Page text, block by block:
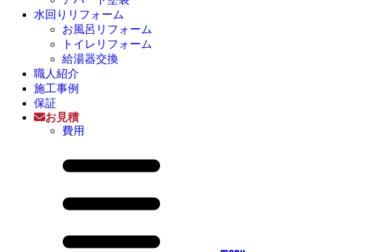
水回りリフォーム
お風呂リフォーム
トイレリフォーム
給湯器交換
職人紹介
施工事例
保証
お見積
費用